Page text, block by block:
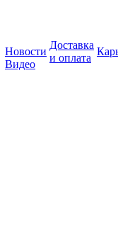
Новости
Видео
Доставка
и оплата